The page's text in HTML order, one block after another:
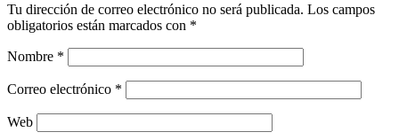
Tu dirección de correo electrónico no será publicada. Los campos
obligatorios están marcados con *
Nombre *
Correo electrónico *
Web